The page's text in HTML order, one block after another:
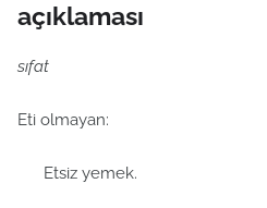
açıklaması
sıfat
Eti olmayan:
Etsiz yemek.